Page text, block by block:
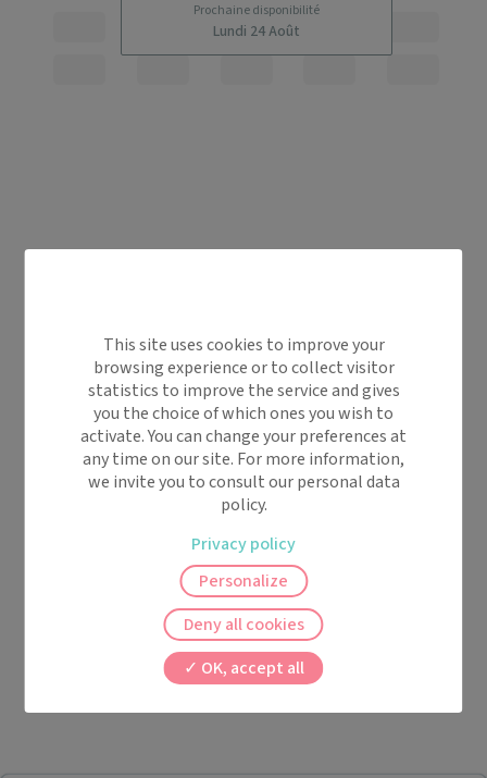
Prochaine disponibilité
Lundi 24 Août
This site uses cookies to improve your
browsing experience or to collect visitor
statistics to improve the service and gives
you the choice of which ones you wish to
activate. You can change your preferences at
any time on our site. For more information,
we invite you to consult our personal data
policy.
OK, accept all
Deny all cookies
Personalize
Privacy policy